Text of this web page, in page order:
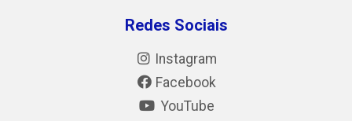
Redes Sociais
Instagram
Facebook
YouTube